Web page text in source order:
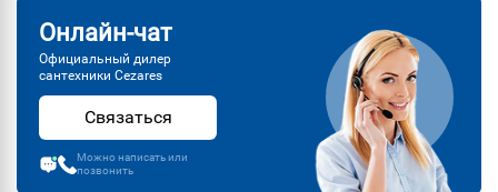
Онлайн-чат
Официальный дилер
сантехники Cezares
Связаться
Можно написать или
позвонить